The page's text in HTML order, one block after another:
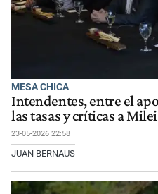
MESA CHICA
Intendentes, entre el
las tasas y críticas a Milei
23-05-2026 22:58
JUAN BERNAUS